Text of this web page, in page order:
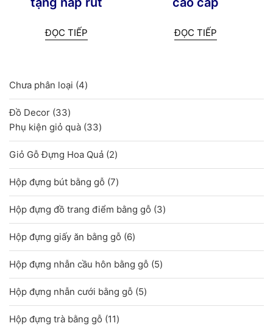
ĐỌC TIẾP ĐỌC TIẾP
Chưa phân loại 44
sản
Đồ Decor 3333
sản
phẩm
Phụ kiện giỏ quà 3333
sản
phẩm
Giỏ Gỗ Đựng Hoa Quả 22
sản
phẩm
Hộp đựng bút bằng gỗ 77
sản
phẩm
Hộp đựng đồ trang điểm bằng gỗ 33
sản
Hộp đựng giấy ăn bằng gỗ 66
sản
phẩm
Hộp đựng nhẫn cầu hôn bằng gỗ 55
sản
Hộp đựng nhẫn cưới bằng gỗ 55
sản
Hộp đựng trà bằng gỗ 1111